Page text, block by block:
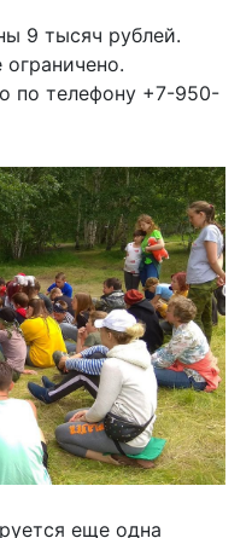
9 тысяч рублей.
по телефону +7-950-
еще одна